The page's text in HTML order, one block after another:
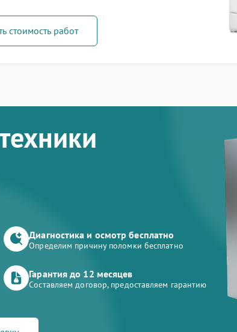
стоимость работ
Диагностика и осмотр бесплатно
Определим причину поломки бесплатно
Гарантия до 12 месяцев
Составляем договор, предоставляем гарантию